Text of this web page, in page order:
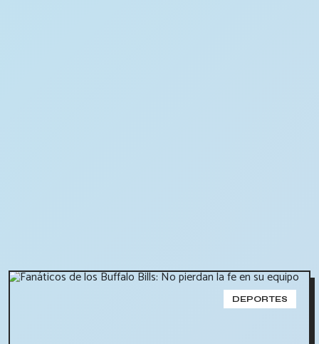
DEPORTES